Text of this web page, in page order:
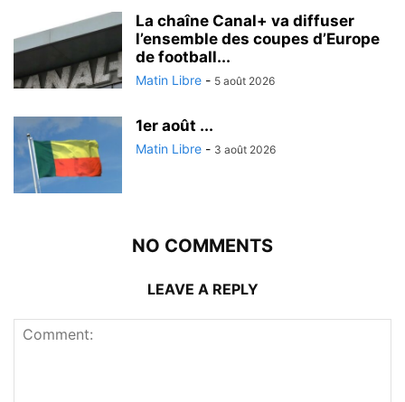
La chaîne Canal+ va diffuser
l’ensemble des coupes d’Europe
de football...
Matin Libre - 5 août 2026
1er août ...
Matin Libre - 3 août 2026
NO COMMENTS
LEAVE A REPLY